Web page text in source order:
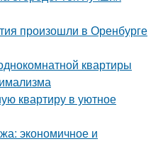
произошли в Оренбурге
квартиры
квартиру в уютное
экономичное и